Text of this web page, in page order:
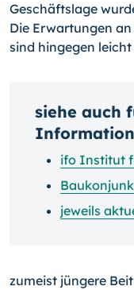
Geschäftslage
Die Erwartungen
sind hingegen
siehe auch
ifo Institut
jeweils
zumeist jüngere